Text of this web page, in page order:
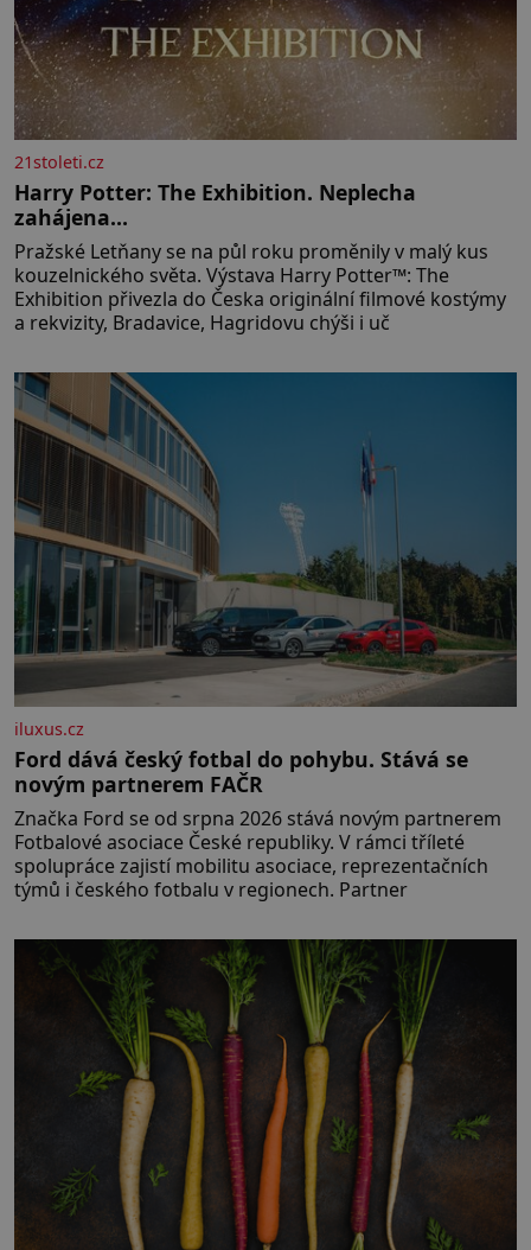
21stoleti.cz
Harry Potter: The Exhibition. Neplecha
zahájena…
Pražské Letňany se na půl roku proměnily v malý kus
kouzelnického světa. Výstava Harry Potter™: The
Exhibition přivezla do Česka originální filmové kostýmy
a rekvizity, Bradavice, Hagridovu chýši i uč
iluxus.cz
Ford dává český fotbal do pohybu. Stává se
novým partnerem FAČR
Značka Ford se od srpna 2026 stává novým partnerem
Fotbalové asociace České republiky. V rámci tříleté
spolupráce zajistí mobilitu asociace, reprezentačních
týmů i českého fotbalu v regionech. Partner